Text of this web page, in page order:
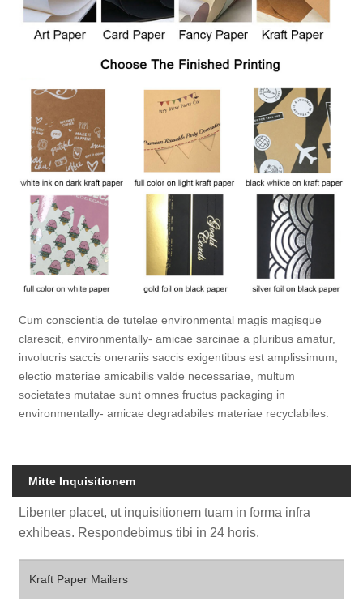
Cum conscientia de tutelae environmental magis magisque
clarescit, environmentally- amicae sarcinae a pluribus amatur,
involucris saccis onerariis saccis exigentibus est amplissimum,
electio materiae amicabilis valde necessariae, multum
societates mutatae sunt omnes fructus packaging in
environmentally- amicae degradabiles materiae recyclabiles.
Mitte Inquisitionem
Libenter placet, ut inquisitionem tuam in forma infra
exhibeas. Respondebimus tibi in 24 horis.